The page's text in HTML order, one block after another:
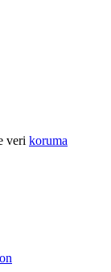
veri koruma